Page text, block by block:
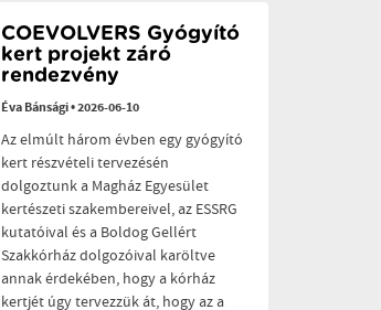
COEVOLVERS Gyógyító
kert projekt záró
rendezvény
Éva Bánsági•2026-06-10
Az elmúlt három évben egy gyógyító
kert részvételi tervezésén
dolgoztunk a Magház Egyesület
kertészeti szakembereivel, az ESSRG
kutatóival és a Boldog Gellért
Szakkórház dolgozóival karöltve
annak érdekében, hogy a kórház
kertjét úgy tervezzük át, hogy az a